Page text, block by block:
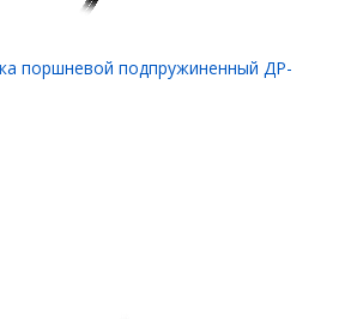
поршневой подпружиненный ДР-